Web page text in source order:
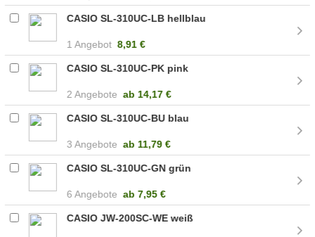
CASIO SL-310UC-LB hellblau
1 Angebot 8,91 €
CASIO SL-310UC-PK pink
2 Angebote ab 14,17 €
CASIO SL-310UC-BU blau
3 Angebote ab 11,79 €
CASIO SL-310UC-GN grün
6 Angebote ab 7,95 €
CASIO JW-200SC-WE weiß